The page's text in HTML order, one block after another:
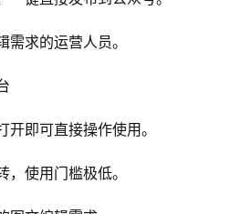
需求的运营人员。
开即可直接操作使用。
，使用门槛极低。